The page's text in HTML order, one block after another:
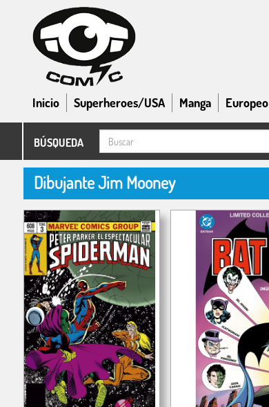
Inicio Superheroes/USA Manga Europeo
BÚSQUEDA
Dibujante Jim Mooney